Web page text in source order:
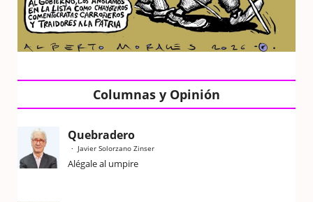
Columnas y Opinión
Quebradero
Javier Solorzano Zinser
Alégale al umpire